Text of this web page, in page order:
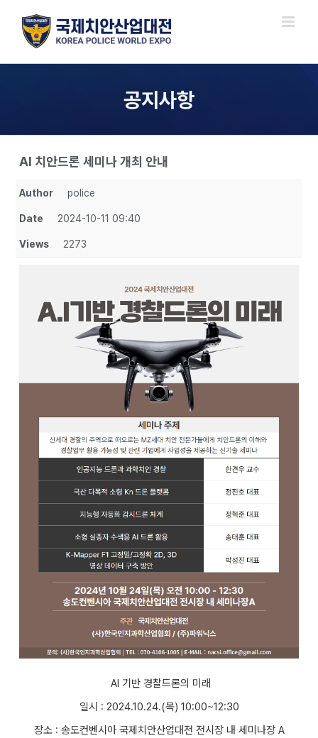
content
공지사항
AI 치안드론 세미나 개최 안내
Author police
Date 2024-10-11 09:40
Views 2273
AI 기반 경찰드론의 미래
일시 : 2024.10.24.(목) 10:00~12:30
장소 : 송도컨벤시아 국제치안산업대전 전시장 내 세미나장 A